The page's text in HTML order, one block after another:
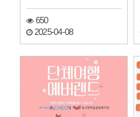
650
2025-04-08